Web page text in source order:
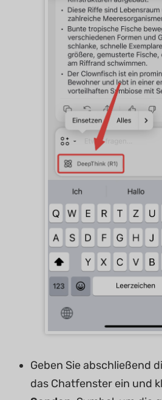
Geben Sie abschließend
das Chatfenster ein und